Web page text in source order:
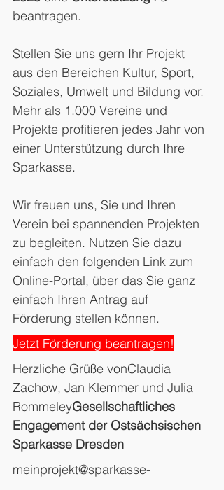
beantragen.
Stellen Sie uns gern Ihr Projekt
aus den Bereichen Kultur, Sport,
Soziales, Umwelt und Bildung vor.
Mehr als 1.000 Vereine und
Projekte profitieren jedes Jahr von
einer Unterstützung durch Ihre
Sparkasse.
Wir freuen uns, Sie und Ihren
Verein bei spannenden Projekten
zu begleiten. Nutzen Sie dazu
einfach den folgenden Link zum
Online-Portal, über das Sie ganz
einfach Ihren Antrag auf
Förderung stellen können.
Jetzt Förderung beantragen!
Herzliche Grüße vonClaudia
Zachow, Jan Klemmer und Julia
RommeleyGesellschaftliches
Engagement der Ostsächsischen
Sparkasse Dresden
meinprojekt@sparkasse-